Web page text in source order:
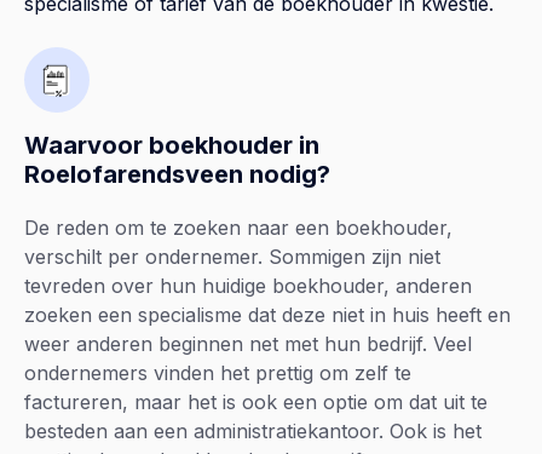
Waarvoor boekhouder in
Roelofarendsveen nodig?
De reden om te zoeken naar een boekhouder,
verschilt per ondernemer. Sommigen zijn niet
tevreden over hun huidige boekhouder, anderen
zoeken een specialisme dat deze niet in huis heeft en
weer anderen beginnen net met hun bedrijf. Veel
ondernemers vinden het prettig om zelf te
factureren, maar het is ook een optie om dat uit te
besteden aan een administratiekantoor. Ook is het